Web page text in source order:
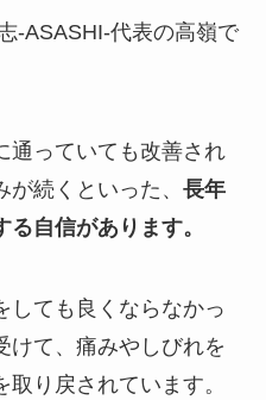
-ASASHI-代表の高嶺で
通っていても改善され
続くといった、 長年
自信があります。
しても良くならなかっ
けて、痛みやしびれを
り戻されています。